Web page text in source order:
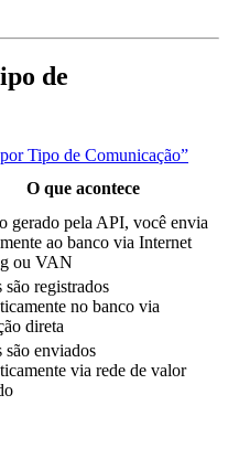
de
Tipo de Comunicação”
O que acontece
gerado pela API, você envia
ao banco via Internet
ou VAN
são registrados
no banco via
direta
são enviados
via rede de valor